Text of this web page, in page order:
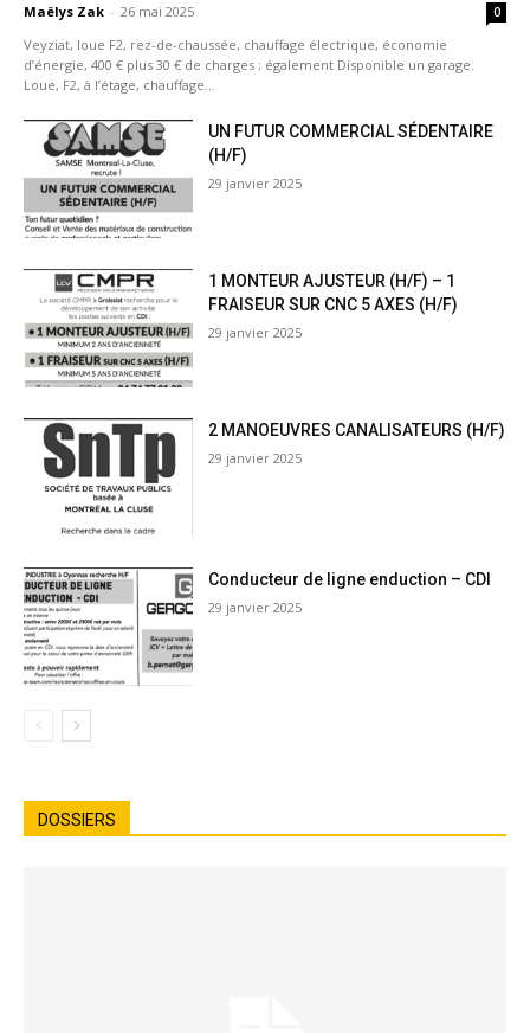
Maëlys Zak - 26 mai 2025 0
Veyziat, loue F2, rez-de-chaussée, chauffage électrique, économie
d’énergie, 400 € plus 30 € de charges ; également Disponible un garage.
Loue, F2, à l’étage, chauffage...
UN FUTUR COMMERCIAL SÉDENTAIRE
(H/F)
29 janvier 2025
1 MONTEUR AJUSTEUR (H/F) – 1
FRAISEUR SUR CNC 5 AXES (H/F)
29 janvier 2025
2 MANOEUVRES CANALISATEURS (H/F)
29 janvier 2025
Conducteur de ligne enduction – CDI
29 janvier 2025
DOSSIERS